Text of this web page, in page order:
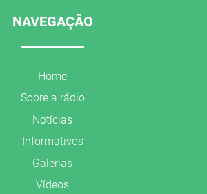
NAVEGAÇÃO
Home
Sobre a rádio
Notícias
Informativos
Galerias
Vídeos